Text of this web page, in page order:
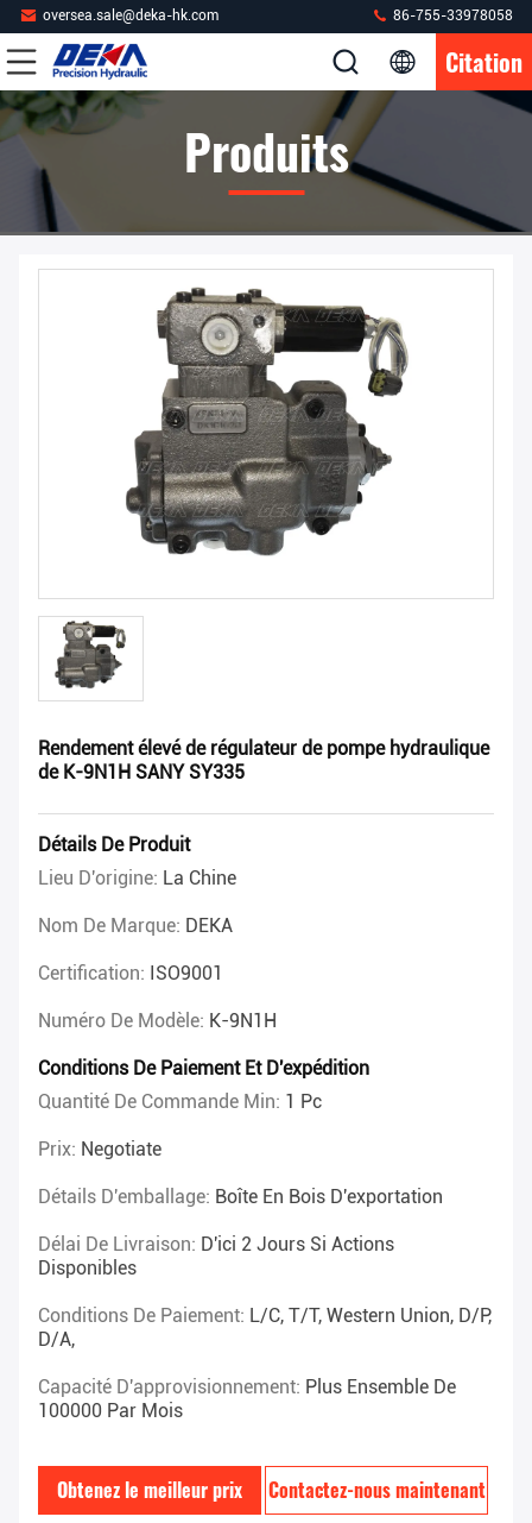
oversea.sale@deka-hk.com 86-755-33978058
Citation
Produits
Rendement élevé de régulateur de pompe hydraulique
de K-9N1H SANY SY335
Détails De Produit
Lieu D'origine: La Chine
Nom De Marque: DEKA
Certification: ISO9001
Numéro De Modèle: K-9N1H
Conditions De Paiement Et D'expédition
Quantité De Commande Min: 1 Pc
Prix: Negotiate
Détails D'emballage: Boîte En Bois D'exportation
Délai De Livraison: D'ici 2 Jours Si Actions
Disponibles
Conditions De Paiement: L/C, T/T, Western Union, D/P,
D/A,
Capacité D'approvisionnement: Plus Ensemble De
100000 Par Mois
Obtenez le meilleur prix Contactez-nous maintenant